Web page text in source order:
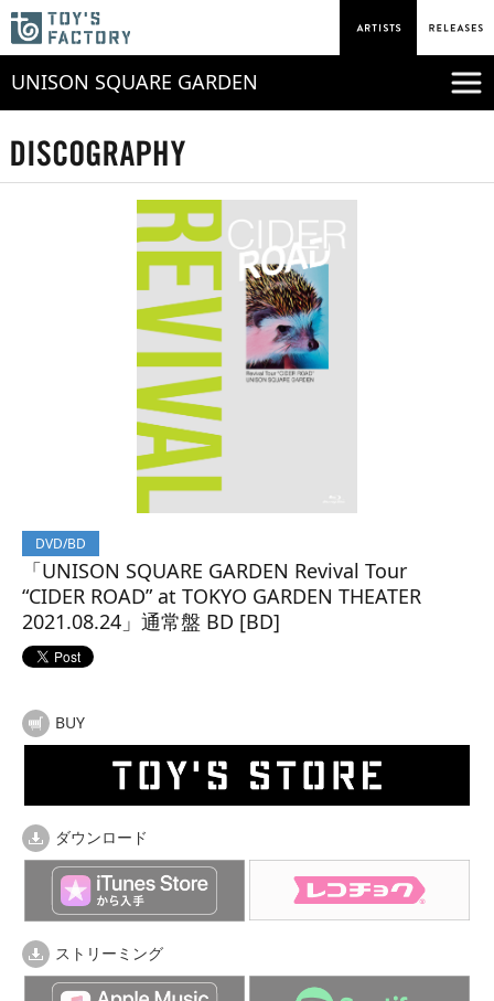
UNISON SQUARE GARDEN
DVD/BD
「UNISON SQUARE GARDEN Revival Tour
“CIDER ROAD” at TOKYO GARDEN THEATER
2021.08.24」通常盤 BD [BD]
BUY
ダウンロード
ストリーミング